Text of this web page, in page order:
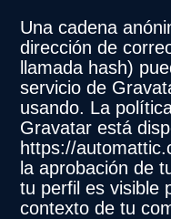
Una cadena
dirección de
llamada hash)
servicio de
usando. La
Gravatar está
https://
la aprobación de
tu perfil es visible
contexto de tu